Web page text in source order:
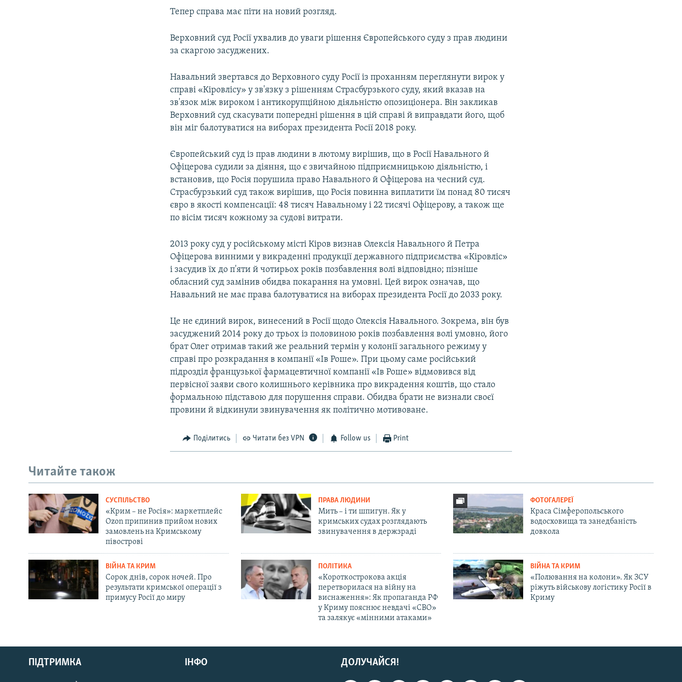
Русский
Qırımtatar
Тепер справа має піти на новий розгляд.
Верховний суд Росії ухвалив до уваги рішення Європейського суду з прав людини
за скаргою засуджених.
Навальний звертався до Верховного суду Росії із проханням переглянути вирок у
справі «Кіровлісу» у зв'язку з рішенням Страсбурзького суду, який вказав на
зв'язок між вироком і антикорупційною діяльністю опозиціонера. Він закликав
Верховний суд скасувати попередні рішення в цій справі й виправдати його, щоб
він міг балотуватися на виборах президента Росії 2018 року.
Європейський суд із прав людини в лютому вирішив, що в Росії Навального й
Офіцерова судили за діяння, що є звичайною підприємницькою діяльністю, і
встановив, що Росія порушила право Навального й Офіцерова на чесний суд.
Страсбурзький суд також вирішив, що Росія повинна виплатити їм понад 80 тисяч
євро в якості компенсації: 48 тисяч Навальному і 22 тисячі Офіцерову, а також ще
по вісім тисяч кожному за судові витрати.
2013 року суд у російському місті Кіров визнав Олексія Навального й Петра
Офіцерова винними у викраденні продукції державного підприємства «Кіровліс»
і засудив їх до п'яти й чотирьох років позбавлення волі відповідно; пізніше
обласний суд замінив обидва покарання на умовні. Цей вирок означав, що
Навальний не має права балотуватися на виборах президента Росії до 2033 року.
Це не єдиний вирок, винесений в Росії щодо Олексія Навального. Зокрема, він був
засуджений 2014 року до трьох із половиною років позбавлення волі умовно, його
брат Олег отримав такий же реальний термін у колонії загального режиму у
справі про розкрадання в компанії «Ів Роше». При цьому саме російський
підрозділ французької фармацевтичної компанії «Ів Роше» відмовився від
первісної заяви свого колишнього керівника про викрадення коштів, що стало
формальною підставою для порушення справи. Обидва брати не визнали своєї
провини й відкинули звинувачення як політично мотивоване.
Поділитись Читати без VPN Follow us Print
Читайте також
СУСПІЛЬСТВО
«Крим – не Росія»: маркетплейс
Ozon припинив прийом нових
замовлень на Кримському
півострові
ПРАВА ЛЮДИНИ
Мить – і ти шпигун. Як у
кримських судах розглядають
звинувачення в держзраді
ФОТОГАЛЕРЕЇ
Краса Сімферопольського
водосховища та занедбаність
довкола
ВІЙНА ТА КРИМ
Сорок днів, сорок ночей. Про
результати кримської операції з
примусу Росії до миру
ПОЛІТИКА
«Короткострокова акція
перетворилася на війну на
виснаження»: Як пропаганда РФ
у Криму пояснює невдачі «СВО»
та залякує «мінними атаками»
ВІЙНА ТА КРИМ
«Полювання на колони». Як ЗСУ
ріжуть військову логістику Росії в
Криму
ДОЛУЧАЙСЯ!
ПІДТРИМКА ІНФО